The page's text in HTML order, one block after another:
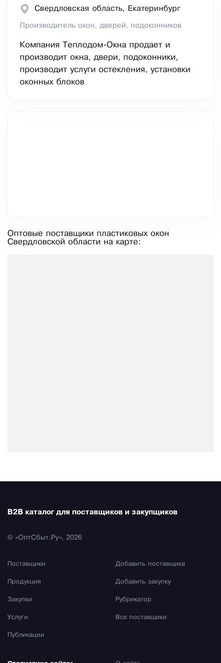
Свердловская область, Екатеринбург
Производитель окон, дверей, подоконников
Компания Теплодом-Окна продает и
производит окна, двери, подоконники,
производит услуги остекления, установки
оконных блоков
Оптовые поставщики пластиковых окон
Свердловской области на карте:
B2B каталог для поставщиков и закупщиков
© «ОптСбыт.Ру», 2026
Поставщики
Продукция
Закупки
Услуги
Публикации
Добавить поставщика
Добавить закупку
Рубрикатор
Все поставщики